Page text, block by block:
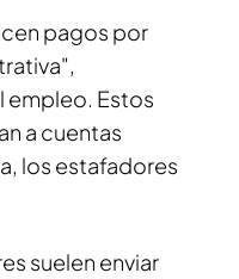
pagos por
empleo. Estos
a cuentas
los estafadores
suelen enviar